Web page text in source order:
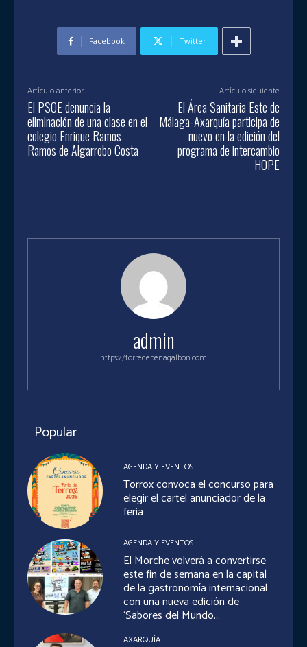
Facebook Twitter
Artículo anterior
El PSOE denuncia la
eliminación de una clase en el
colegio Enrique Ramos
Ramos de Algarrobo Costa
Artículo siguiente
El Área Sanitaria Este de
Málaga-Axarquía participa de
nuevo en la edición del
programa de intercambio
HOPE
admin
https://torredebenagalbon.com
Popular
AGENDA Y EVENTOS
Torrox convoca el concurso para
elegir el cartel anunciador de la
feria
AGENDA Y EVENTOS
El Morche volverá a convertirse
este fin de semana en la capital
de la gastronomía internacional
con una nueva edición de
‘Sabores del Mundo...
AXARQUÍA